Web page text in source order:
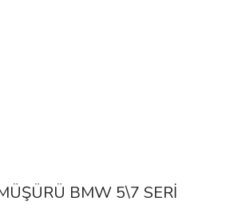
BMW 5\7 SERİ